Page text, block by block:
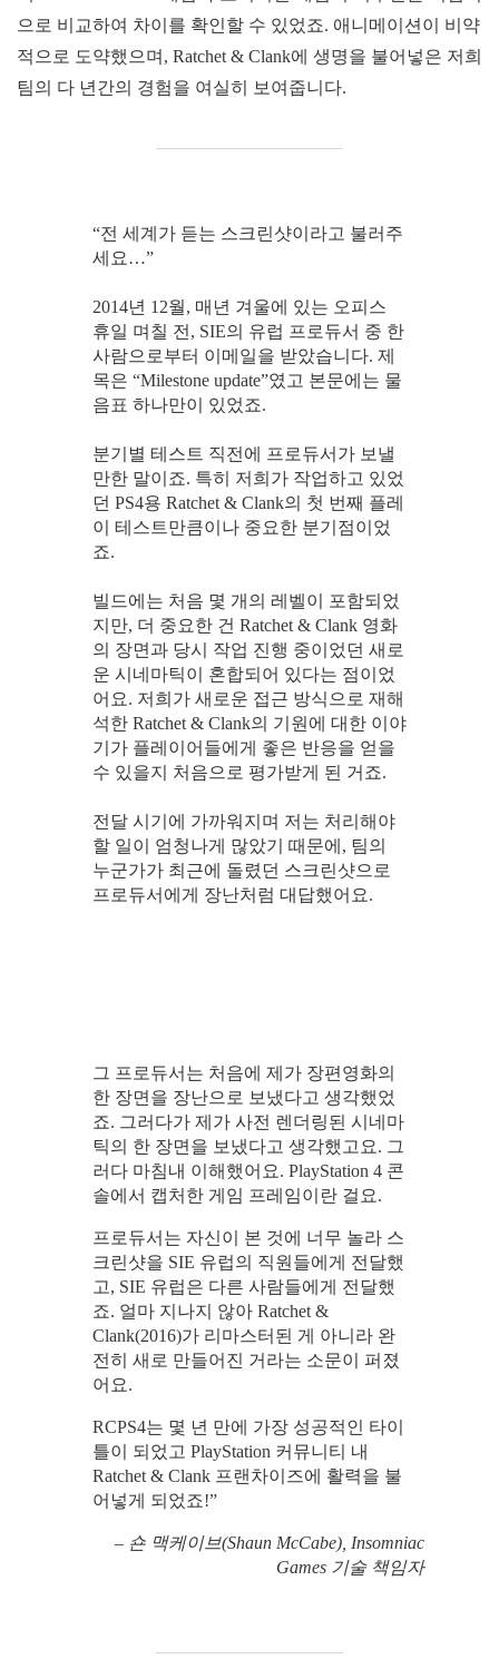
으로 비교하여 차이를 확인할 수 있었죠. 애니메이션이 비약
적으로 도약했으며, Ratchet & Clank에 생명을 불어넣은 저희
팀의 다 년간의 경험을 여실히 보여줍니다.
“전 세계가 듣는 스크린샷이라고 불러주
세요…”
2014년 12월, 매년 겨울에 있는 오피스
휴일 며칠 전, SIE의 유럽 프로듀서 중 한
사람으로부터 이메일을 받았습니다. 제
목은 “Milestone update”였고 본문에는 물
음표 하나만이 있었죠.
분기별 테스트 직전에 프로듀서가 보낼
만한 말이죠. 특히 저희가 작업하고 있었
던 PS4용 Ratchet & Clank의 첫 번째 플레
이 테스트만큼이나 중요한 분기점이었
죠.
빌드에는 처음 몇 개의 레벨이 포함되었
지만, 더 중요한 건 Ratchet & Clank 영화
의 장면과 당시 작업 진행 중이었던 새로
운 시네마틱이 혼합되어 있다는 점이었
어요. 저희가 새로운 접근 방식으로 재해
석한 Ratchet & Clank의 기원에 대한 이야
기가 플레이어들에게 좋은 반응을 얻을
수 있을지 처음으로 평가받게 된 거죠.
전달 시기에 가까워지며 저는 처리해야
할 일이 엄청나게 많았기 때문에, 팀의
누군가가 최근에 돌렸던 스크린샷으로
프로듀서에게 장난처럼 대답했어요.
그 프로듀서는 처음에 제가 장편영화의
한 장면을 장난으로 보냈다고 생각했었
죠. 그러다가 제가 사전 렌더링된 시네마
틱의 한 장면을 보냈다고 생각했고요. 그
러다 마침내 이해했어요. PlayStation 4 콘
솔에서 캡처한 게임 프레임이란 걸요.
프로듀서는 자신이 본 것에 너무 놀라 스
크린샷을 SIE 유럽의 직원들에게 전달했
고, SIE 유럽은 다른 사람들에게 전달했
죠. 얼마 지나지 않아 Ratchet &
Clank(2016)가 리마스터된 게 아니라 완
전히 새로 만들어진 거라는 소문이 퍼졌
어요.
RCPS4는 몇 년 만에 가장 성공적인 타이
틀이 되었고 PlayStation 커뮤니티 내
Ratchet & Clank 프랜차이즈에 활력을 불
어넣게 되었죠!”
– 숀 맥케이브(Shaun McCabe), Insomniac
Games 기술 책임자